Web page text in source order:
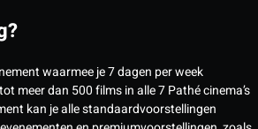
waarmee je 7 dagen per week
meer dan 500 films in alle 7 Pathé cinema’s
kan je alle standaardvoorstellingen